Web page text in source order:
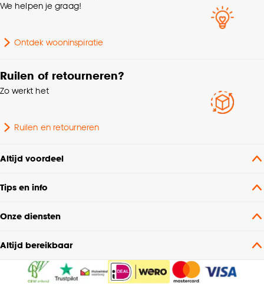
buiten
Vorm Rechthoekig
We helpen je graag!
Ontdek wooninspiratie
Ruilen of retourneren?
Zo werkt het
Ruilen en retourneren
Altijd voordeel
Tips en info
Onze diensten
Altijd bereikbaar